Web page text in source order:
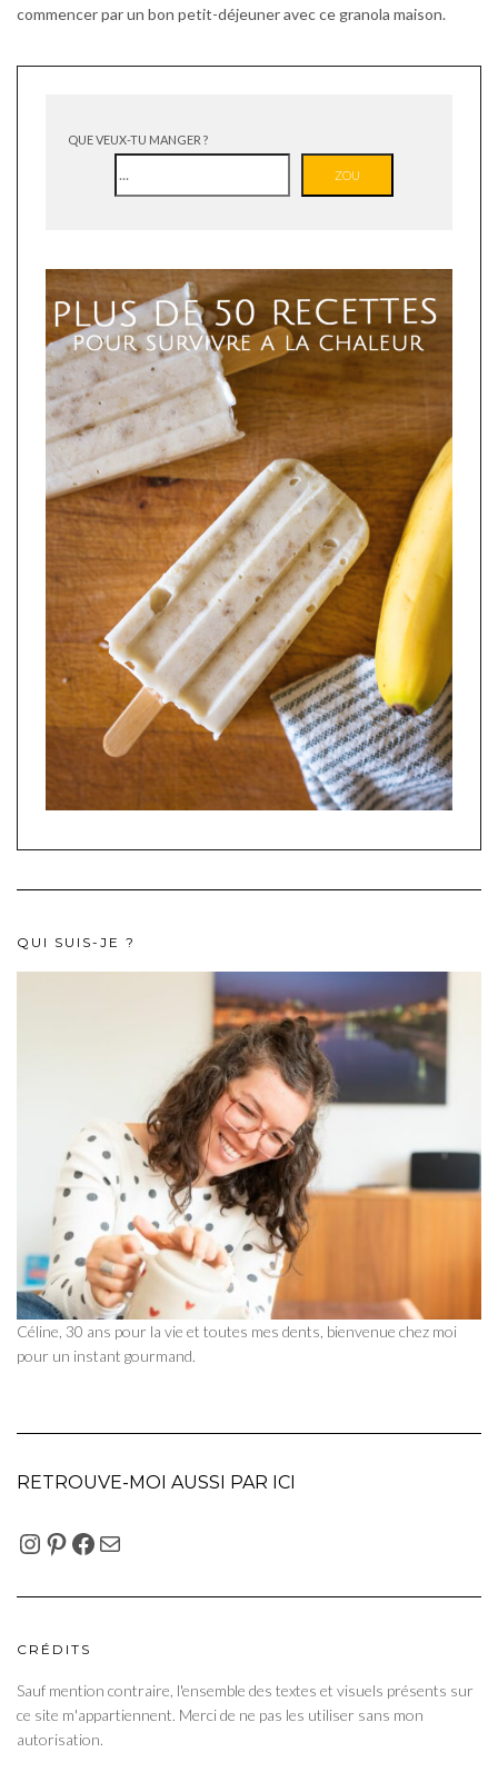
commencer par un bon petit-déjeuner avec ce granola maison.
QUE VEUX-TU MANGER ?
ZOU
QUI SUIS-JE ?
Céline, 30 ans pour la vie et toutes mes dents, bienvenue chez moi
pour un instant gourmand.
RETROUVE-MOI AUSSI PAR ICI
INSTAGRAM
PINTEREST
FACEBOOK
E-MAIL
CRÉDITS
Sauf mention contraire, l'ensemble des textes et visuels présents sur
ce site m'appartiennent. Merci de ne pas les utiliser sans mon
autorisation.